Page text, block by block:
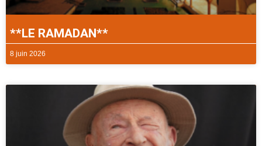
**LE RAMADAN**
8 juin 2026